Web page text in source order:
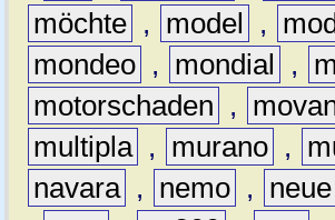
möchte , model ,
mondeo , mondial ,
motorschaden
,
multipla , murano ,
navara , nemo , neue